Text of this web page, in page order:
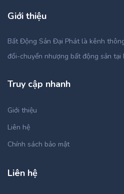
Giới thiệu
Bất Động Sản Đại Phát là kênh
đổi-chuyển nhượng bất động sản tại
Truy cập nhanh
Giới thiệu
Liên hệ
Chính sách bảo mật
Liên hệ